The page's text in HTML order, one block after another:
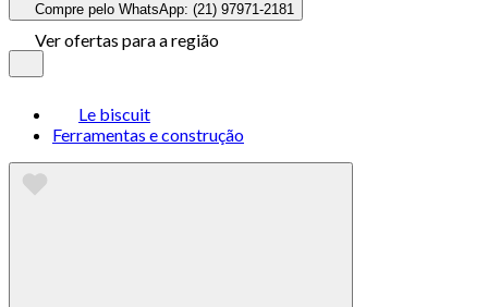
Compre pelo WhatsApp: (21) 97971-2181
Ver ofertas para a região
Le biscuit
Ferramentas e construção